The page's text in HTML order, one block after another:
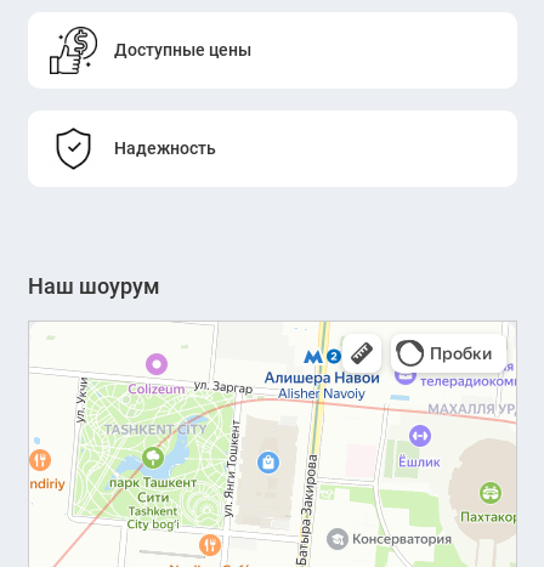
Доступные цены
Надежность
Наш шоурум